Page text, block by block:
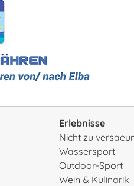
Erlebnisse
Nicht zu
Wassersport
Outdoor-Sport
Wein & Kulinarik